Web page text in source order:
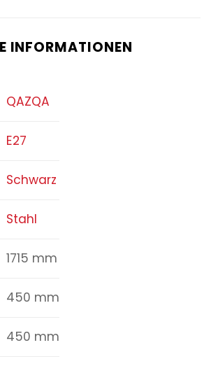
INFORMATIONEN
QAZQA
E27
Schwarz
Stahl
1715 mm
450 mm
450 mm